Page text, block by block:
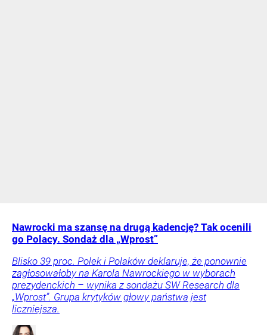
Nawrocki ma szansę na drugą kadencję? Tak ocenili
go Polacy. Sondaż dla „Wprost”
Blisko 39 proc. Polek i Polaków deklaruje, że ponownie
zagłosowałoby na Karola Nawrockiego w wyborach
prezydenckich – wynika z sondażu SW Research dla
„Wprost”. Grupa krytyków głowy państwa jest
liczniejsza.